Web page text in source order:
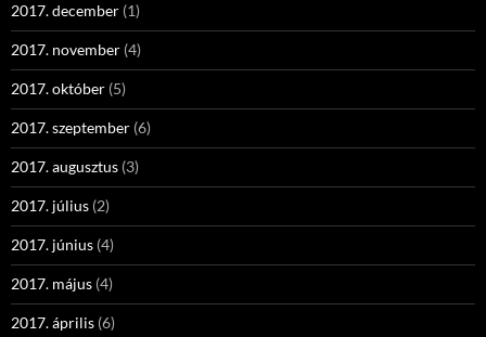
2017. december (1)
2017. november (4)
2017. október (5)
2017. szeptember (6)
2017. augusztus (3)
2017. július (2)
2017. június (4)
2017. május (4)
2017. április (6)